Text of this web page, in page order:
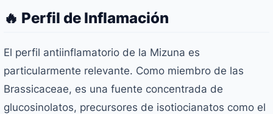
🔥 Perfil de Inflamación
El perfil antiinflamatorio de la Mizuna es
particularmente relevante. Como miembro de las
Brassicaceae, es una fuente concentrada de
glucosinolatos, precursores de isotiocianatos como el